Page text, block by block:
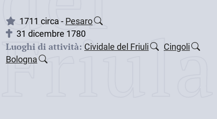
1711 circa - Pesaro
31 dicembre 1780
Luoghi di attività: Cividale del Friuli
Cingoli
Bologna